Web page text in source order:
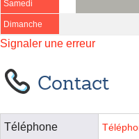
Samedi
Dimanche
Signaler une erreur
Contact
Téléphone